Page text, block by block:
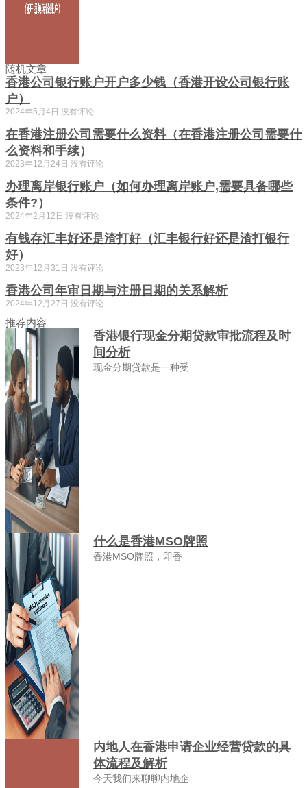
随机文章
香港公司银行账户开户多少钱（香港开设公司银行账
户）
2024年5月4日 没有评论
在香港注册公司需要什么资料（在香港注册公司需要什
么资料和手续）
2023年12月24日 没有评论
办理离岸银行账户（如何办理离岸账户,需要具备哪些
条件?）
2024年2月12日 没有评论
有钱存汇丰好还是渣打好（汇丰银行好还是渣打银行
好）
2023年12月31日 没有评论
香港公司年审日期与注册日期的关系解析
2024年12月27日 没有评论
推荐内容
香港银行现金分期贷款审批流程及时
间分析
现金分期贷款是一种受
什么是香港MSO牌照
香港MSO牌照，即香
内地人在香港申请企业经营贷款的具
体流程及解析
今天我们来聊聊内地企